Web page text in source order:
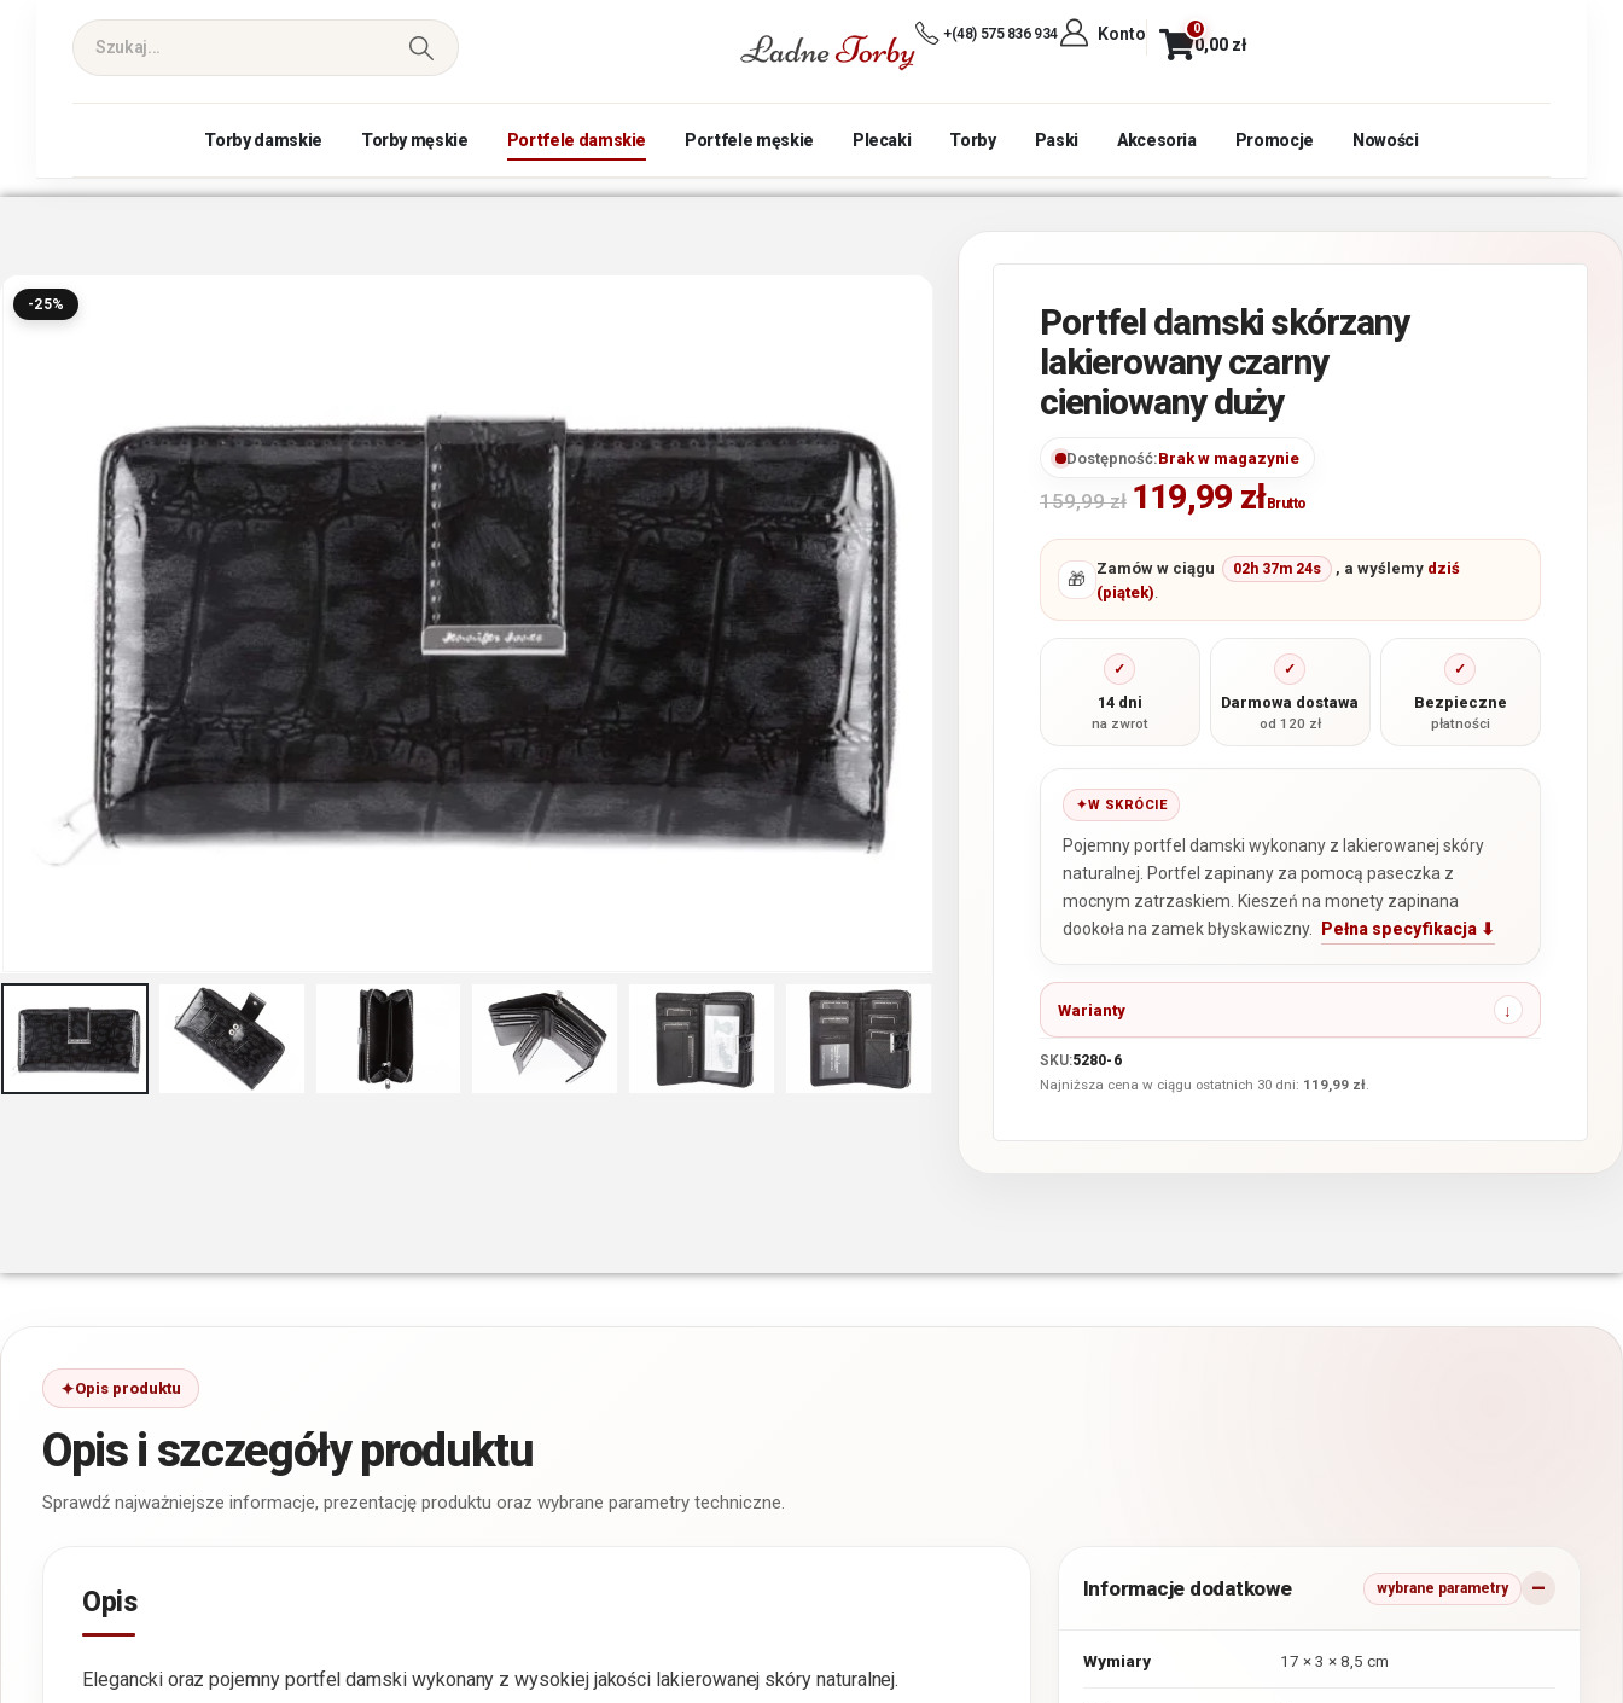
+(48) 575 836 934 Konto 0
0,00 zł
Torby damskie Torby męskie Portfele damskie Portfele męskie Plecaki Torby Paski Akcesoria Promocje Nowości
-25%
Portfel damski skórzany
lakierowany czarny
cieniowany duży
Dostępność:Brak w magazynie
159,99zł 119,99 złBrutto
🎁 Zamów w ciągu 02h 37m 23s , a wyślemy dziś
(piątek).
✓
14 dni
na zwrot
✓
Darmowa dostawa
od 120 zł
✓
Bezpieczne
płatności
W SKRÓCIE
Pojemny portfel damski wykonany z lakierowanej skóry
naturalnej. Portfel zapinany za pomocą paseczka z
mocnym zatrzaskiem. Kieszeń na monety zapinana
dookoła na zamek błyskawiczny.
Pełna specyfikacja ⬇
Warianty
SKU:5280-6
Najniższa cena w ciągu ostatnich 30 dni: 119,99 zł.
Opis produktu
Opis i szczegóły produktu
Sprawdź najważniejsze informacje, prezentację produktu oraz wybrane parametry techniczne.
Opis
Elegancki oraz pojemny portfel damski wykonany z wysokiej jakości lakierowanej skóry naturalnej.
Informacje dodatkowe wybrane parametry
Wymiary 17 × 3 × 8,5 cm